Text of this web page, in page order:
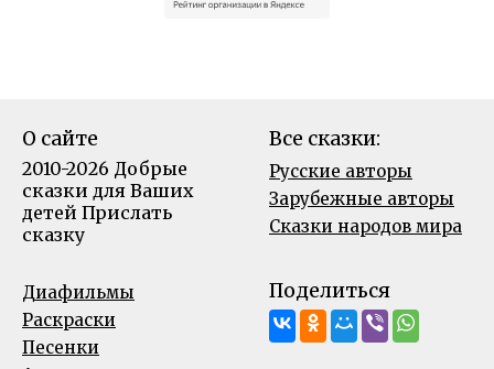
О сайте
2010-2026 Добрые
сказки для Ваших
детей Прислать
сказку
Все сказки:
Русские авторы
Зарубежные авторы
Сказки народов мира
Диафильмы
Раскраски
Песенки
Поделиться